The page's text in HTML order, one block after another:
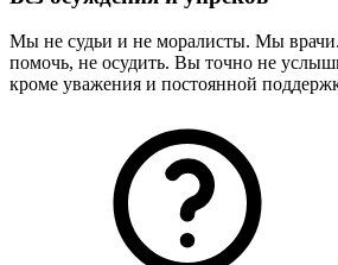
Мы не судьи и не моралисты. Мы
помочь, не осудить. Вы точно не
кроме уважения и постоянной